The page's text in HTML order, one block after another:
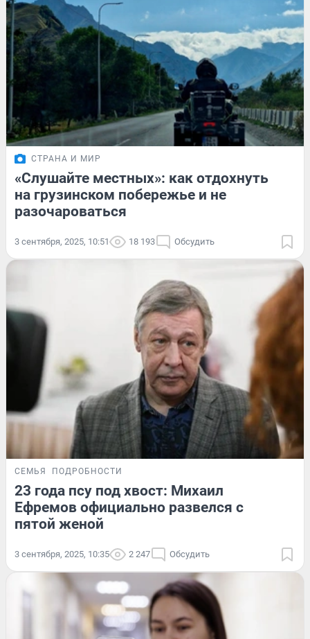
СТРАНА И МИР
«Слушайте местных»: как отдохнуть
на грузинском побережье и не
разочароваться
3 сентября, 2025, 10:51 18 193 Обсудить
СЕМЬЯ ПОДРОБНОСТИ
23 года псу под хвост: Михаил
Ефремов официально развелся с
пятой женой
3 сентября, 2025, 10:35 2 247 Обсудить